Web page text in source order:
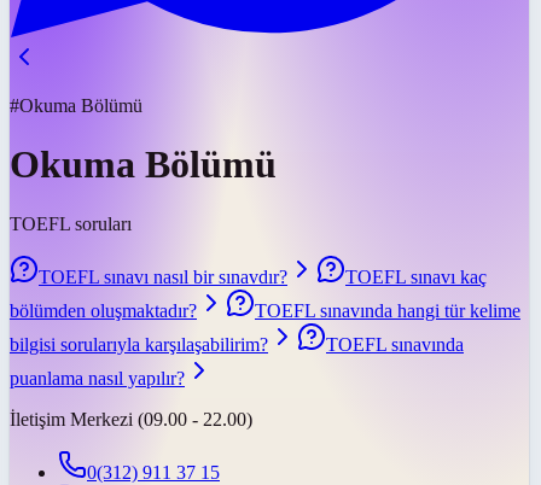
#Okuma Bölümü
Okuma Bölümü
TOEFL soruları
TOEFL sınavı nasıl bir sınavdır?
TOEFL sınavı kaç
bölümden oluşmaktadır?
TOEFL sınavında hangi tür kelime
bilgisi sorularıyla karşılaşabilirim?
TOEFL sınavında
puanlama nasıl yapılır?
İletişim Merkezi (09.00 - 22.00)
0(312) 911 37 15